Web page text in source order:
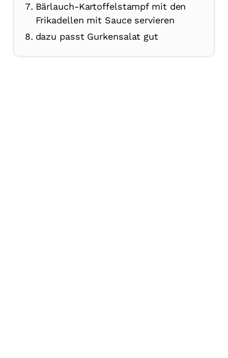
Bärlauch-Kartoffelstampf mit den
Frikadellen mit Sauce servieren
dazu passt Gurkensalat gut